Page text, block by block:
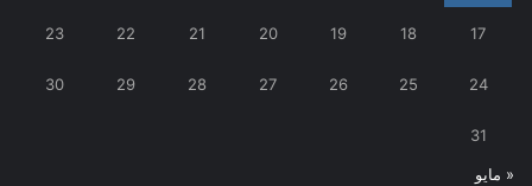
17
18
19
20
21
22
23
24
25
26
27
28
29
30
31
« مايو